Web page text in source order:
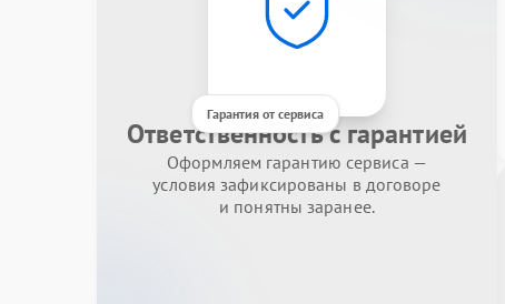
Гарантия от сервиса
Ответственность с гарантией
Оформляем гарантию сервиса —
условия зафиксированы в договоре
и понятны заранее.